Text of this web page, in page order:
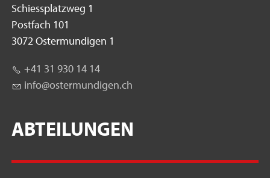
Schiessplatzweg 1
Postfach 101
3072 Ostermundigen 1
+41 31 930 14 14
nf
st rm nd g n ch
ABTEILUNGEN